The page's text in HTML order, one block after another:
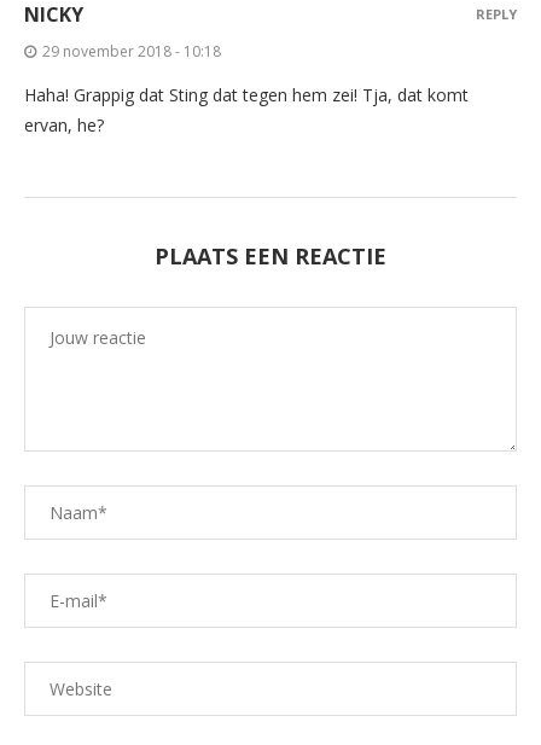
NICKY
29 november 2018 - 10:18
Haha! Grappig dat Sting dat tegen hem zei! Tja, dat komt
ervan, he?
REPLY
PLAATS EEN REACTIE